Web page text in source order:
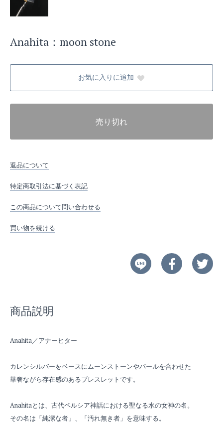
Anahita：moon stone
お気に入りに追加
売り切れ
返品について
特定商取引法に基づく表記
この商品について問い合わせる
買い物を続ける
商品説明
Anahita／アナーヒター
カレンシルバーをベースにムーンストーンやパールを合わせた
華奢ながら存在感のあるブレスレットです。
Anahitaとは、古代ペルシア神話における聖なる水の女神の名。
その名は「純潔な者」、「汚れ無き者」を意味する。